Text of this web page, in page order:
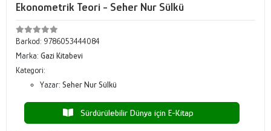
Ekonometrik Teori - Seher Nur Sülkü
Barkod: 9786053444084
Marka: Gazi Kitabevi
Kategori:
Yazar: Seher Nur Sülkü
Sürdürülebilir Dünya için E-Kitap